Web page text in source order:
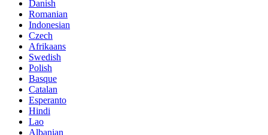
Danish
Romanian
Indonesian
Czech
Afrikaans
Swedish
Polish
Basque
Catalan
Esperanto
Hindi
Lao
Albanian